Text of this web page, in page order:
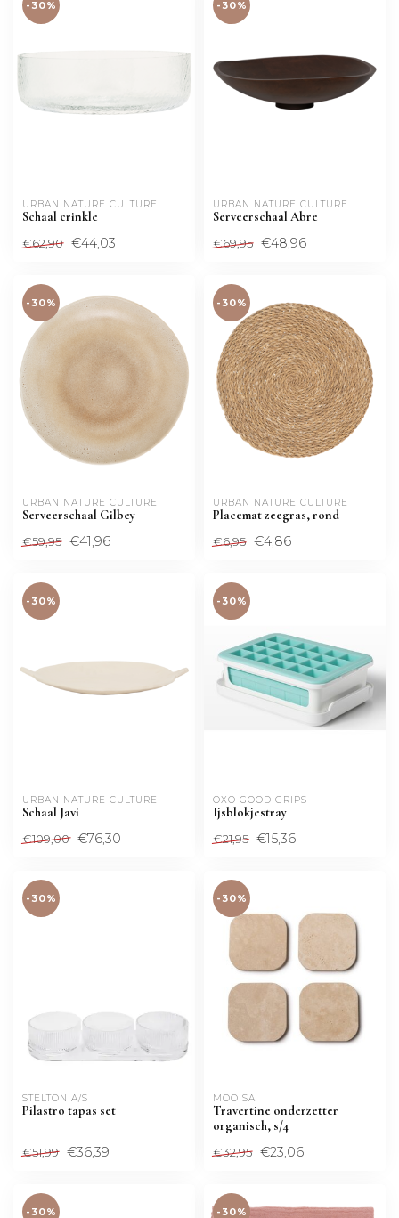
-30%
URBAN NATURE CULTURE
Schaal crinkle
€62,90 €44,03
-30%
URBAN NATURE CULTURE
Serveerschaal Abre
€69,95 €48,96
-30%
URBAN NATURE CULTURE
Serveerschaal Gilbey
€59,95 €41,96
-30%
URBAN NATURE CULTURE
Placemat zeegras, rond
€6,95 €4,86
-30%
URBAN NATURE CULTURE
Schaal Javi
€109,00 €76,30
-30%
OXO GOOD GRIPS
Ijsblokjestray
€21,95 €15,36
-30%
STELTON A/S
Pilastro tapas set
€51,99 €36,39
-30%
MOOISA
Travertine onderzetter
organisch, s/4
€32,95 €23,06
-30% -30%